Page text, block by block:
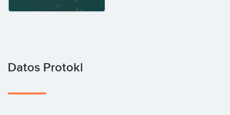
Datos Protokl